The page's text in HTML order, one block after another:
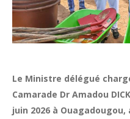
Le Ministre délégué
Camarade Dr Amadou
juin 2026 à